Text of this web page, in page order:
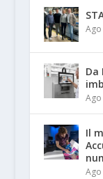
Ago
Da
Ago
Il
Ago